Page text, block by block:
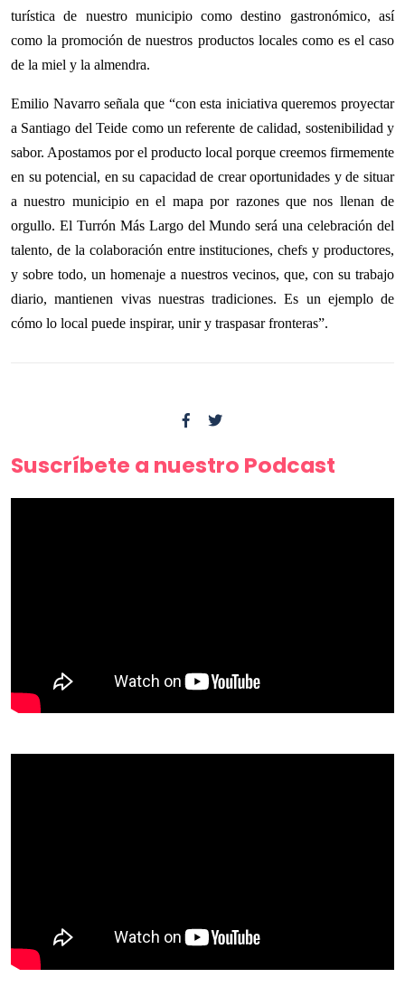
turística de nuestro municipio como destino gastronómico, así
como la promoción de nuestros productos locales como es el caso
de la miel y la almendra.
Emilio Navarro señala que “con esta iniciativa queremos proyectar
a Santiago del Teide como un referente de calidad, sostenibilidad y
sabor. Apostamos por el producto local porque creemos firmemente
en su potencial, en su capacidad de crear oportunidades y de situar
a nuestro municipio en el mapa por razones que nos llenan de
orgullo. El Turrón Más Largo del Mundo será una celebración del
talento, de la colaboración entre instituciones, chefs y productores,
y sobre todo, un homenaje a nuestros vecinos, que, con su trabajo
diario, mantienen vivas nuestras tradiciones. Es un ejemplo de
cómo lo local puede inspirar, unir y traspasar fronteras”.
Suscríbete a nuestro Podcast